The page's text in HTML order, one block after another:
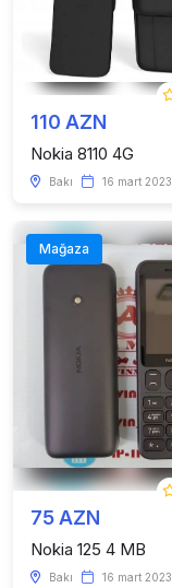
110 AZN
Nokia 8110 4G
Bakı 16 mart 2023
Mağaza
75 AZN
Nokia 125 4 MB
Bakı 16 mart 2023